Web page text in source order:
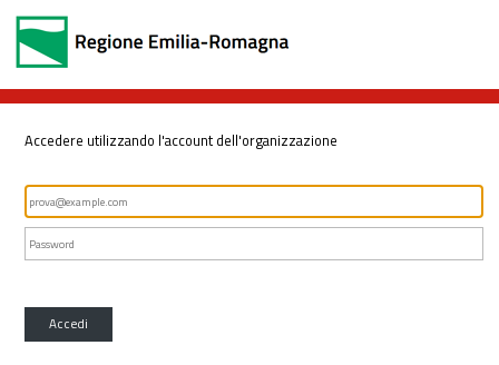
Accedere utilizzando l'account dell'organizzazione
Accedi